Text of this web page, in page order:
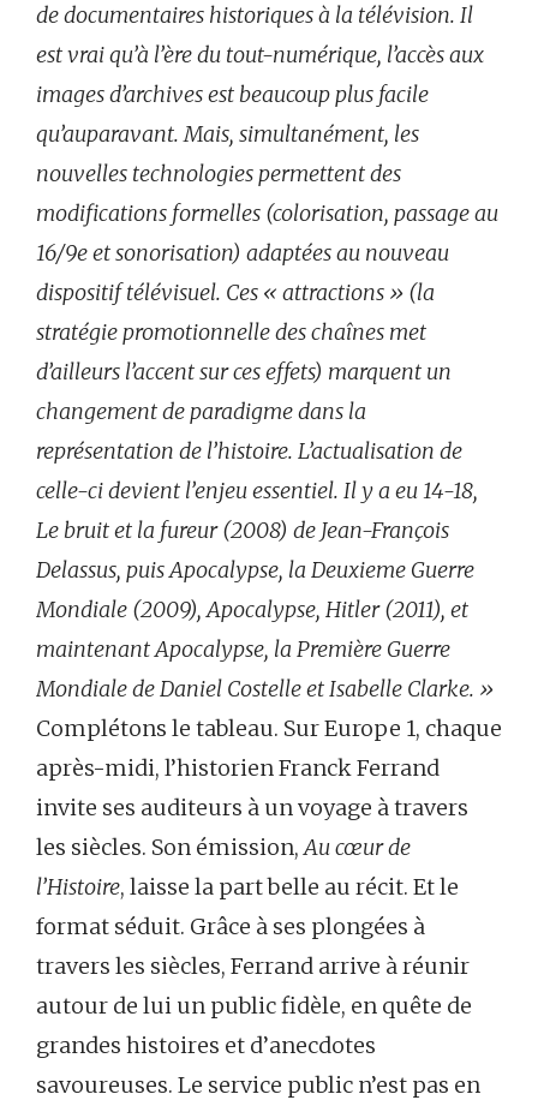
de documentaires historiques à la télévision. Il
est vrai qu’à l’ère du tout-numérique, l’accès aux
images d’archives est beaucoup plus facile
qu’auparavant. Mais, simultanément, les
nouvelles technologies permettent des
modifications formelles (colorisation, passage au
16/9e et sonorisation) adaptées au nouveau
dispositif télévisuel. Ces « attractions » (la
stratégie promotionnelle des chaînes met
d’ailleurs l’accent sur ces effets) marquent un
changement de paradigme dans la
représentation de l’histoire. L’actualisation de
celle-ci devient l’enjeu essentiel. Il y a eu 14-18,
Le bruit et la fureur (2008) de Jean-François
Delassus, puis Apocalypse, la Deuxieme Guerre
Mondiale (2009), Apocalypse, Hitler (2011), et
maintenant Apocalypse, la Première Guerre
Mondialede Daniel Costelle et Isabelle Clarke. »
Complétons le tableau. Sur Europe 1, chaque
après-midi, l’historien Franck Ferrand
invite ses auditeurs à un voyage à travers
les siècles. Son émission,Au cœur de
l’Histoire, laisse la part belle au récit. Et le
format séduit. Grâce à ses plongées à
travers les siècles, Ferrand arrive à réunir
autour de lui un public fidèle, en quête de
grandes histoires et d’anecdotes
savoureuses. Le service public n’est pas en